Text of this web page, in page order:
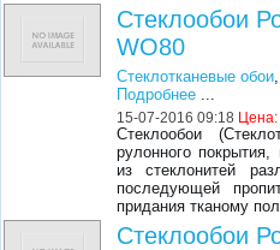
Стеклообои
WO80
Стеклотканевые обои
Подробнее ...
15-07-2016 09:18
Стеклообои
рулонного
из стеклонитей
последующей
придания тканому
Стеклообои